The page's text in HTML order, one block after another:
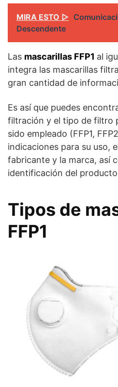
MIRA ESTO ▷
Descendente
Las mascarillas FFP1 al
integra las mascarillas
gran cantidad de
Es así que puedes
filtración y el tipo de filtro
sido empleado (FFP1,
indicaciones para su uso,
fabricante y la marca, así
identificación del
Tipos de
FFP1